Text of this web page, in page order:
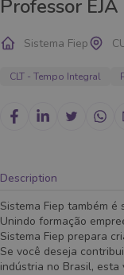
Professor
Sistema Fiep
CLT - Tempo Integral
Description
Sistema Fiep também é
Unindo formação
Sistema Fiep prepara
Se você deseja
indústria no Brasil, esta